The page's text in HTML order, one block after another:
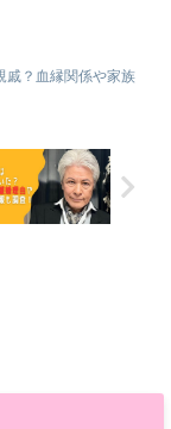
戚？血縁関係や家族